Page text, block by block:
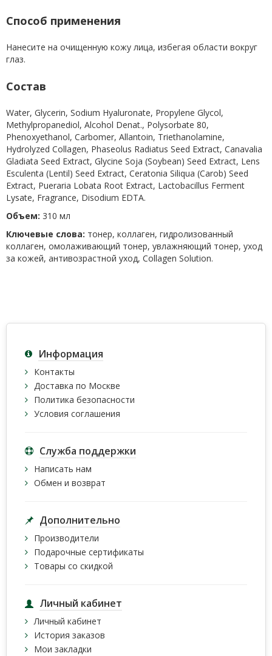
Способ применения
Нанесите на очищенную кожу лица, избегая области вокруг
глаз.
Состав
Water, Glycerin, Sodium Hyaluronate, Propylene Glycol,
Methylpropanediol, Alcohol Denat., Polysorbate 80,
Phenoxyethanol, Carbomer, Allantoin, Triethanolamine,
Hydrolyzed Collagen, Phaseolus Radiatus Seed Extract, Canavalia
Gladiata Seed Extract, Glycine Soja (Soybean) Seed Extract, Lens
Esculenta (Lentil) Seed Extract, Ceratonia Siliqua (Carob) Seed
Extract, Pueraria Lobata Root Extract, Lactobacillus Ferment
Lysate, Fragrance, Disodium EDTA.
Объем: 310 мл
Ключевые слова: тонер, коллаген, гидролизованный
коллаген, омолаживающий тонер, увлажняющий тонер, уход
за кожей, антивозрастной уход, Collagen Solution.
Информация
Контакты
Доставка по Москве
Политика безопасности
Условия соглашения
Служба поддержки
Написать нам
Обмен и возврат
Дополнительно
Производители
Подарочные сертификаты
Товары со скидкой
Личный кабинет
Личный кабинет
История заказов
Мои закладки